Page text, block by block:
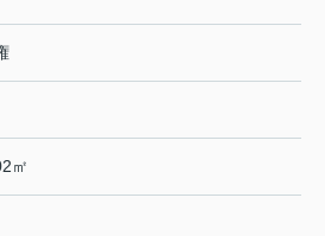
㎡